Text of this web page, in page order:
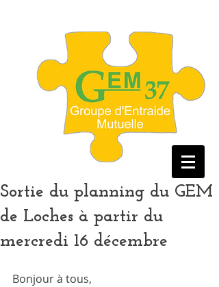
Sortie du planning du GEM
de Loches à partir du
mercredi 16 décembre
Bonjour à tous,